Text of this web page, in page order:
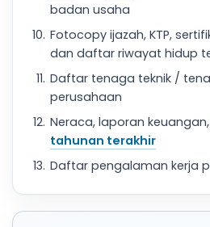
badan usaha
Fotocopy ijazah, KTP,
dan daftar riwayat hidup
Daftar tenaga teknik /
perusahaan
Neraca, laporan
tahunan terakhir
Daftar pengalaman kerja